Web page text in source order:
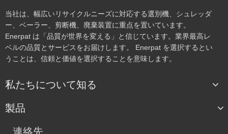
当社は、幅広いリサイクルニーズに対応する選別機、シュレッダ
ー、ベーラー、剪断機、廃棄装置に重点を置いています。
Enerpat は「品質が世界を変える」と信じています。業界最高レ
ベルの品質とサービスをお届けします。 Enerpat を選択するとい
うことは、信頼と価値を選択することを意味します。
私たちについて知る
製品
連絡先